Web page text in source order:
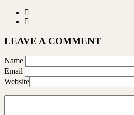
LEAVE A COMMENT
Name
Email
Website